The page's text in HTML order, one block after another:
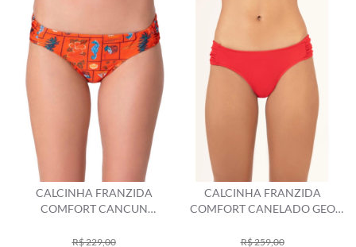
CALCINHA FRANZIDA
COMFORT CANCUN
R$ 229,00
CALCINHA FRANZIDA
COMFORT CANELADO GEO
R$ 259,00